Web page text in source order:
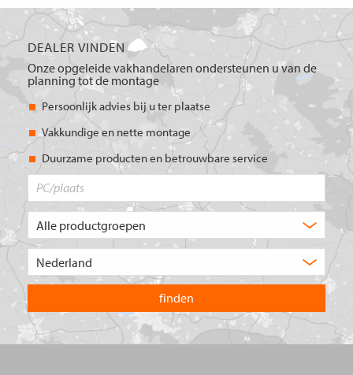
DEALER VINDEN
Onze opgeleide vakhandelaren ondersteunen u van de
planning tot de montage
Persoonlijk advies bij u ter plaatse
Vakkundige en nette montage
Duurzame producten en betrouwbare service
product
u?
land
waarin
u
wilt
zoeken.